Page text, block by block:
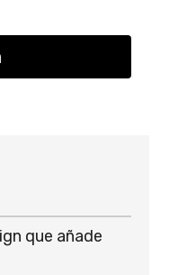
que añade